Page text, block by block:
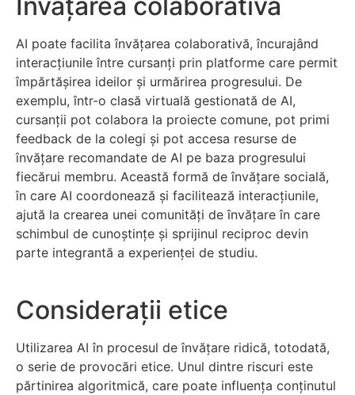
AI poate facilita învățarea colaborativă, încurajând
interacțiunile între cursanți prin platforme care permit
împărtășirea ideilor și urmărirea progresului. De
exemplu, într-o clasă virtuală gestionată de AI,
cursanții pot colabora la proiecte comune, pot primi
feedback de la colegi și pot accesa resurse de
învățare recomandate de AI pe baza progresului
fiecărui membru. Această formă de învățare socială,
în care AI coordonează și facilitează interacțiunile,
ajută la crearea unei comunități de învățare în care
schimbul de cunoștințe și sprijinul reciproc devin
parte integrantă a experienței de studiu.
Considerații etice
Utilizarea AI în procesul de învățare ridică, totodată,
o serie de provocări etice. Unul dintre riscuri este
părtinirea algoritmică, care poate influența conținutul